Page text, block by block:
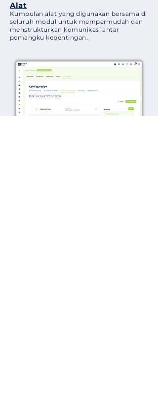
Alat
Kumpulan alat yang digunakan bersama di
seluruh modul untuk mempermudah dan
menstrukturkan komunikasi antar
pemangku kepentingan.